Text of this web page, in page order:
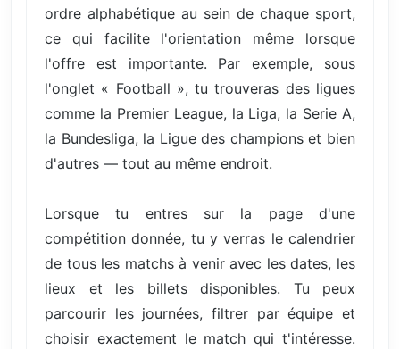
ordre alphabétique au sein de chaque sport,
ce qui facilite l'orientation même lorsque
l'offre est importante. Par exemple, sous
l'onglet « Football », tu trouveras des ligues
comme la Premier League, la Liga, la Serie A,
la Bundesliga, la Ligue des champions et bien
d'autres — tout au même endroit.
Lorsque tu entres sur la page d'une
compétition donnée, tu y verras le calendrier
de tous les matchs à venir avec les dates, les
lieux et les billets disponibles. Tu peux
parcourir les journées, filtrer par équipe et
choisir exactement le match qui t'intéresse.